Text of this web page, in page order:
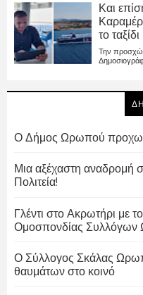
Και
το ταξίδι
Την
Ο Δήμος Ωρωπού
Μια αξέχαστη
Πολιτεία!
Γλέντι στο Ακρωτήρι με
Ομοσπονδίας
Ο Σύλλογος Σκάλας
θαυμάτων στο κοινό